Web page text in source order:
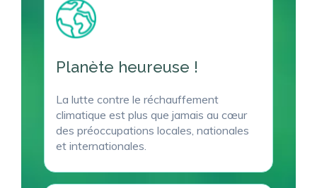
Planète heureuse !
La lutte contre le réchauffement
climatique est plus que jamais au cœur
des préoccupations locales, nationales
et internationales.